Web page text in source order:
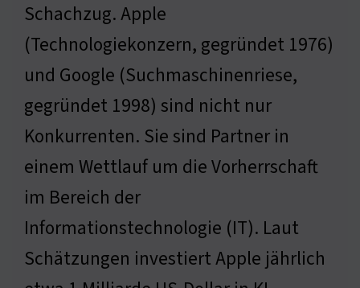
Schachzug. Apple
(Technologiekonzern, gegründet 1976)
und Google (Suchmaschinenriese,
gegründet 1998) sind nicht nur
Konkurrenten. Sie sind Partner in
einem Wettlauf um die Vorherrschaft
im Bereich der
Informationstechnologie (IT). Laut
Schätzungen investiert Apple jährlich